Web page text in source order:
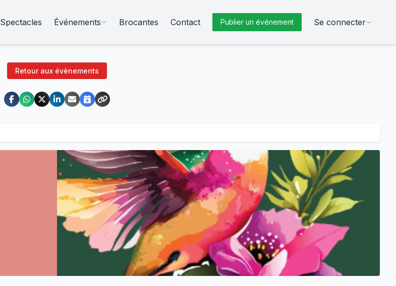
Spectacles Événements Brocantes Contact Publier un événement Se connecter
Retour aux évènements